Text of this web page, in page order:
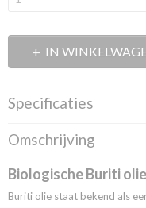
IN
Specificaties
Productcode
010140106
EAN code
3800219795974
Omschrijving
Biologische Buriti
Buriti olie staat bekend als